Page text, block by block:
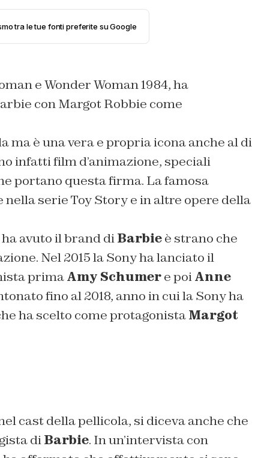
tra le tue fonti preferite su Google
e Wonder Woman 1984, ha
con Margot Robbie come
ma è una vera e propria icona anche al di
infatti film d’animazione, speciali
portano questa firma. La famosa
nella serieToy Storye in altre opere della
avuto il brand diBarbieè strano che
Nel 2015 la Sony ha lanciato il
primaAmy Schumere poiAnne
fino al 2018, anno in cui la Sony ha
ha scelto come protagonistaMargot
cast della pellicola, si diceva anche che
diBarbie. In un’intervista con